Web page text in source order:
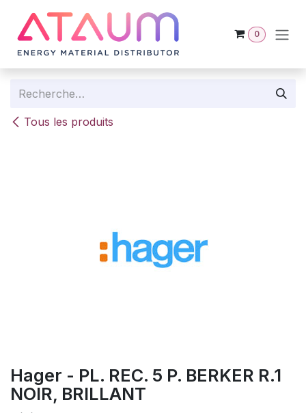
0
Tous les produits
Hager - PL. REC. 5 P. BERKER R.1
NOIR, BRILLANT